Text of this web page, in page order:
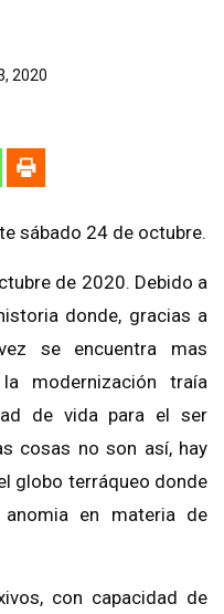
2020
sábado 24 de octubre.
de 2020. Debido a
donde, gracias a
se encuentra mas
modernización traía
de vida para el ser
cosas no son así, hay
globo terráqueo donde
en materia de
con capacidad de